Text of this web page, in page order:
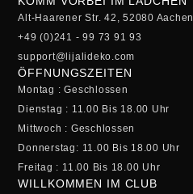
Alt-Haarener Str. 42, 52080 Aachen
+49 (0)241 - 99 73 91 93
support@lijalideko.com
ÖFFNUNGSZEITEN
Montag : Geschlossen
Dienstag : 11.00 Bis 18.00 Uhr
Mittwoch : Geschlossen
Donnerstag: 11.00 Bis 18.00 Uhr
Freitag : 11.00 Bis 18.00 Uhr
WILLKOMMEN IM CLUB